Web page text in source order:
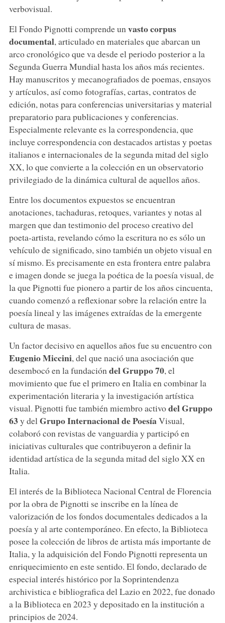
verbovisual.
El Fondo Pignotti comprende unvasto corpus
documental, articulado en materiales que abarcan un
arco cronológico que va desde el periodo posterior a la
Segunda Guerra Mundial hasta los años más recientes.
Hay manuscritos y mecanografiados de poemas, ensayos
y artículos, así como fotografías, cartas, contratos de
edición, notas para conferencias universitarias y material
preparatorio para publicaciones y conferencias.
Especialmente relevante es la correspondencia, que
incluye correspondencia con destacados artistas y poetas
italianos e internacionales de la segunda mitad del siglo
XX, lo que convierte a la colección en un observatorio
privilegiado de la dinámica cultural de aquellos años.
Entre los documentos expuestos se encuentran
anotaciones, tachaduras, retoques, variantes y notas al
margen que dan testimonio del proceso creativo del
poeta-artista, revelando cómo la escritura no es sólo un
vehículo de significado, sino también un objeto visual en
sí mismo. Es precisamente en esta frontera entre palabra
e imagen donde se juega la poética de la poesía visual, de
la que Pignotti fue pionero a partir de los años cincuenta,
cuando comenzó a reflexionar sobre la relación entre la
poesía lineal y las imágenes extraídas de la emergente
cultura de masas.
Un factor decisivo en aquellos años fue su encuentro con
Eugenio Miccini, del que nació una asociación que
desembocó en la fundación del Gruppo 70, el
movimiento que fue el primero en Italia en combinar la
experimentación literaria y la investigación artística
visual. Pignotti fue también miembro activodel Gruppo
63y del Grupo Internacional de PoesíaVisual,
colaboró con revistas de vanguardia y participó en
iniciativas culturales que contribuyeron a definir la
identidad artística de la segunda mitad del siglo XX en
Italia.
El interés de la Biblioteca Nacional Central de Florencia
por la obra de Pignotti se inscribe en la línea de
valorización de los fondos documentales dedicados a la
poesía y al arte contemporáneo. En efecto, la Biblioteca
posee la colección de libros de artista más importante de
Italia, y la adquisición del Fondo Pignotti representa un
enriquecimiento en este sentido. El fondo, declarado de
especial interés histórico por la Soprintendenza
archivistica e bibliografica del Lazio en 2022, fue donado
a la Biblioteca en 2023 y depositado en la institución a
principios de 2024.